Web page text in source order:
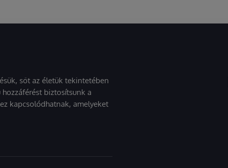
sőt az életük tekintetében
biztosítsunk a
kapcsolódhatnak, amelyeket